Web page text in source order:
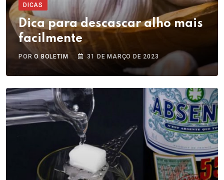
DICAS
Dica para descascar alho mais
facilmente
PORO BOLETIM 31 DE MARÇO DE 2023